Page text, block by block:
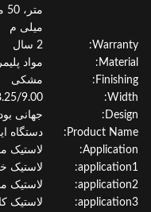
میلی م
مواد پلیمری،
مشکی
8.25/9.00
جهانی بودن
Product
دستگاه ایمنی
لاستیک
لاستیک
لاستیک
لاستیک کامیون